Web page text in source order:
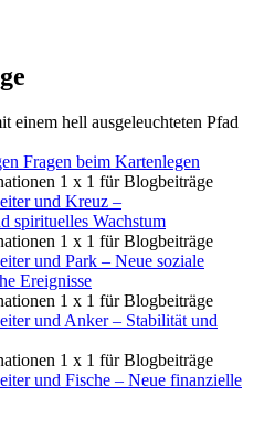
Fragen beim Kartenlegen
und Kreuz –
spirituelles Wachstum
und Park – Neue soziale
Ereignisse
und Anker – Stabilität und
und Fische – Neue finanzielle